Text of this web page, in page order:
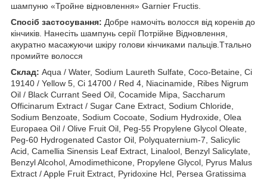
шампуню «Тройне відновлення» Garnier Fructis.
Спосіб застосування: Добре намочіть волосся від коренів до
кінчиків. Нанесіть шампунь серії Потрійне Відновлення,
акуратно масажуючи шкіру голови кінчиками пальців.Ттально
промийте волосся
Склад: Aqua / Water, Sodium Laureth Sulfate, Coco-Betaine, Ci
19140 / Yellow 5, Ci 14700 / Red 4, Niacinamide, Ribes Nigrum
Oil / Black Currant Seed Oil, Cocamide Mipa, Saccharum
Officinarum Extract / Sugar Cane Extract, Sodium Chloride,
Sodium Benzoate, Sodium Cocoate, Sodium Hydroxide, Olea
Europaea Oil / Olive Fruit Oil, Peg-55 Propylene Glycol Oleate,
Peg-60 Hydrogenated Castor Oil, Polyquaternium-7, Salicylic
Acid, Camellia Sinensis Leaf Extract, Linalool, Benzyl Salicylate,
Benzyl Alcohol, Amodimethicone, Propylene Glycol, Pyrus Malus
Extract / Apple Fruit Extract, Pyridoxine Hcl, Persea Gratissima